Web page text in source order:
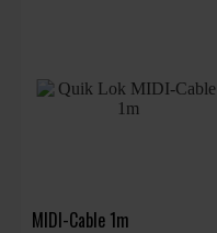
MIDI-Cable 1m